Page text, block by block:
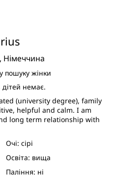
Німеччина
пошуку жінки
немає.
(university degree), family
helpful and calm. I am
long term relationship with
Очі: сірі
Освіта: вища
Паління: ні